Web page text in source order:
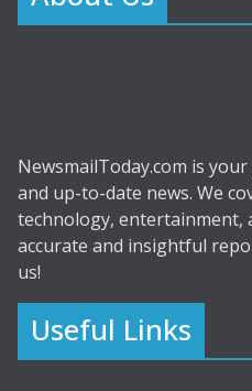
NewsmailToday.com is
and up-to-date news. We
technology, entertainment,
accurate and insightful
us!
Useful Links